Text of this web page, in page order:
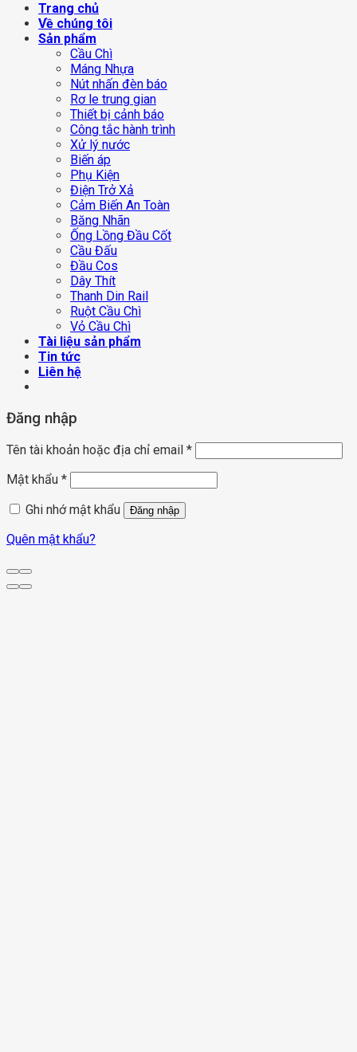
Trang chủ
Về chúng tôi
Sản phẩm
Cầu Chì
Máng Nhựa
Nút nhấn đèn báo
Rơ le trung gian
Thiết bị cảnh báo
Công tắc hành trình
Xử lý nước
Biến áp
Phụ Kiện
Điện Trở Xả
Cảm Biến An Toàn
Băng Nhãn
Ống Lồng Đầu Cốt
Cầu Đấu
Đầu Cos
Dây Thít
Thanh Din Rail
Ruột Cầu Chì
Vỏ Cầu Chì
Tài liệu sản phẩm
Tin tức
Liên hệ
Đăng nhập
Tên tài khoản hoặc địa chỉ email *
Mật khẩu *
Ghi nhớ mật khẩu
Đăng nhập
Quên mật khẩu?